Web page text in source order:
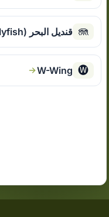
🪼 قنديل البحر (Jellyfish)
🅦
W-Wing